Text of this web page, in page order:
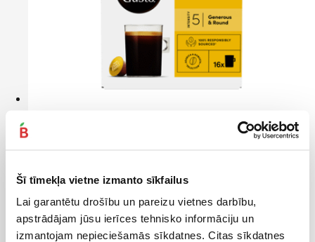
Šī tīmekļa vietne izmanto sīkfailus
Lai garantētu drošību un pareizu vietnes darbību,
apstrādājam jūsu ierīces tehnisko informāciju un
izmantojam nepieciešamās sīkdatnes. Citas sīkdatnes
Pievienot